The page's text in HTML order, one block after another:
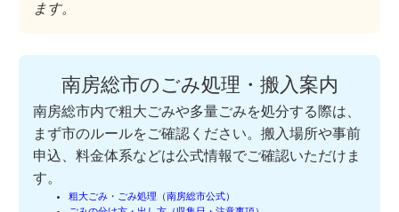
ます。
南房総市のごみ処理・搬入案内
南房総市内で粗大ごみや多量ごみを処分する際は、
まず市のルールをご確認ください。搬入場所や事前
申込、料金体系などは公式情報でご確認いただけま
す。
粗大ごみ・ごみ処理（南房総市公式）